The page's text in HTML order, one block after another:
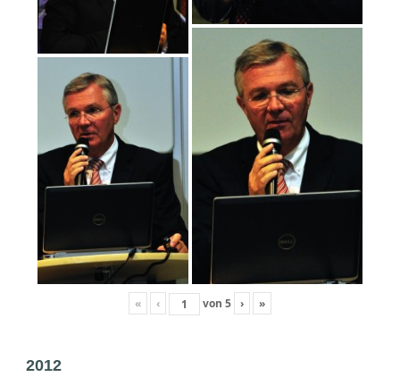
« ‹ von 5 › »
2012